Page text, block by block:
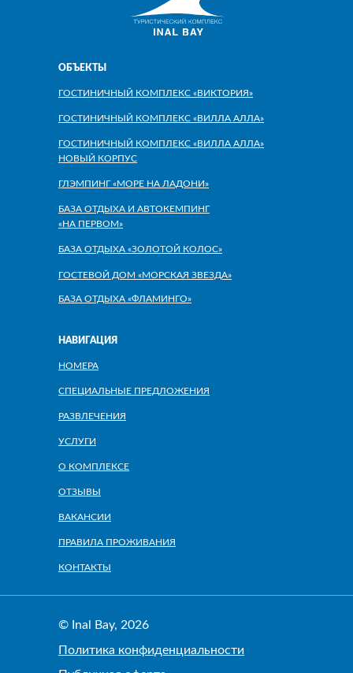
ГОСТИНИЧНЫЙ КОМПЛЕКС «ВИКТОРИЯ»
ГОСТИНИЧНЫЙ КОМПЛЕКС «ВИЛЛА АЛЛА»
ГОСТИНИЧНЫЙ КОМПЛЕКС «ВИЛЛА АЛЛА»
НОВЫЙ КОРПУС
ГЛЭМПИНГ «МОРЕ НА ЛАДОНИ»
БАЗА ОТДЫХА И АВТОКЕМПИНГ
«НА ПЕРВОМ»
БАЗА ОТДЫХА «ЗОЛОТОЙ КОЛОС»
ГОСТЕВОЙ ДОМ «МОРСКАЯ ЗВЕЗДА»
БАЗА ОТДЫХА «ФЛАМИНГО»
НОМЕРА
СПЕЦИАЛЬНЫЕ ПРЕДЛОЖЕНИЯ
РАЗВЛЕЧЕНИЯ
УСЛУГИ
О КОМПЛЕКСЕ
ОТЗЫВЫ
ВАКАНСИИ
ПРАВИЛА ПРОЖИВАНИЯ
© Inal Bay, 2026
Политика конфиденциальности
ОБЪЕКТЫ
НАВИГАЦИЯ
КОНТАКТЫ